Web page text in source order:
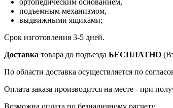
ортопедическим основанием,
подъемным механизмом,
выдвижными ящиками;
Срок изготовления 3-5 дней.
Доставка товара до подъезда БЕСПЛАТНО
По области доставка осуществляется по
Оплата заказа производится на месте - при
Возможна оплата по безналичному расчету.